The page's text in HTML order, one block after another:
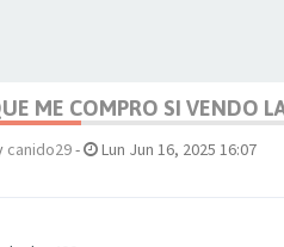
ME COMPRO SI VENDO
canido29- Lun Jun 16, 2025 16:07